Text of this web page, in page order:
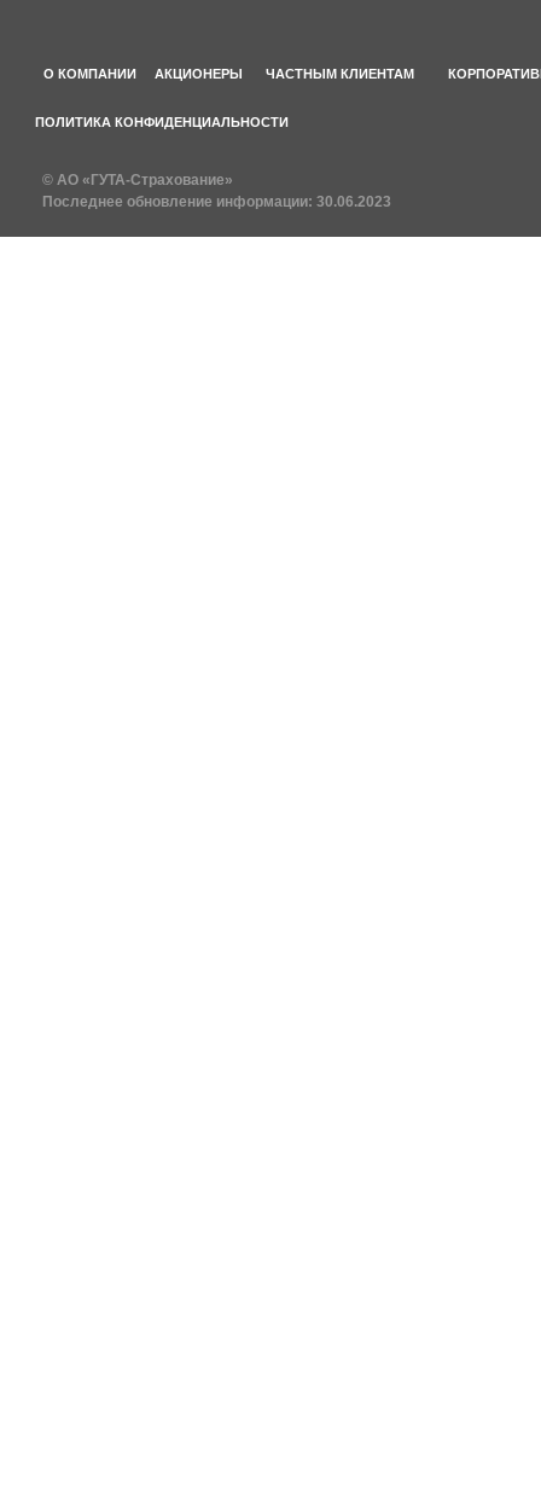
О КОМПАНИИ АКЦИОНЕРЫ ЧАСТНЫМ КЛИЕНТАМ
ПОЛИТИКА КОНФИДЕНЦИАЛЬНОСТИ
© АО «ГУТА-Страхование»
Последнее обновление информации: 30.06.2023